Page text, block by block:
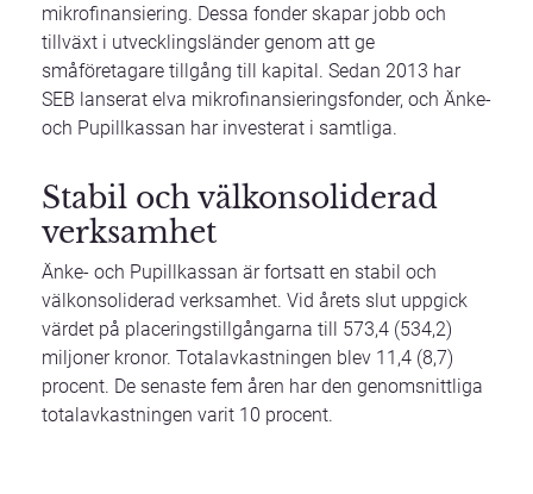
mikrofinansiering. Dessa fonder skapar jobb och
tillväxt i utvecklingsländer genom att ge
småföretagare tillgång till kapital. Sedan 2013 har
SEB lanserat elva mikrofinansieringsfonder, och Änke-
och Pupillkassan har investerat i samtliga.
Stabil och välkonsoliderad
verksamhet
Änke- och Pupillkassan är fortsatt en stabil och
välkonsoliderad verksamhet. Vid årets slut uppgick
värdet på placeringstillgångarna till 573,4 (534,2)
miljoner kronor. Totalavkastningen blev 11,4 (8,7)
procent. De senaste fem åren har den genomsnittliga
totalavkastningen varit 10 procent.